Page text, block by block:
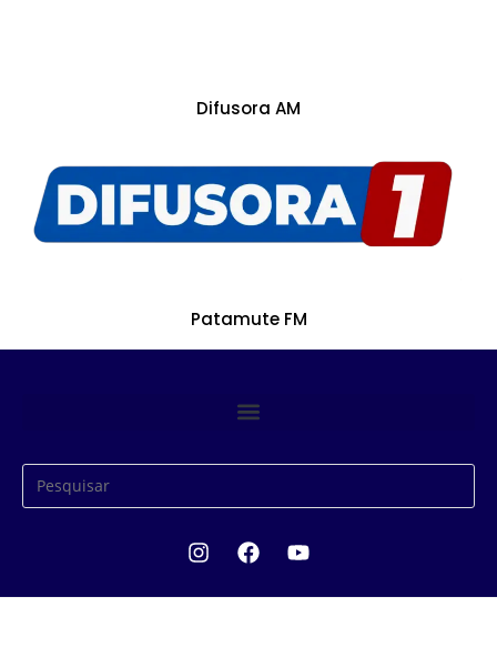
Difusora AM
Patamute FM